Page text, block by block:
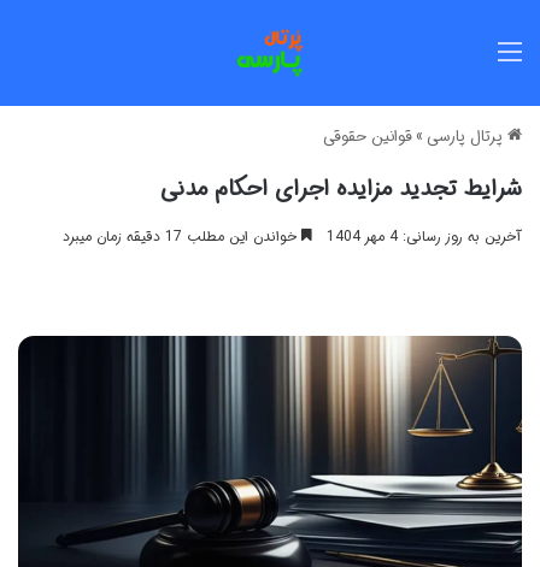
پرتال پارسی »قوانین حقوقی
شرایط تجدید مزایده اجرای احکام مدنی
آخرین به روز رسانی: 4 مهر 1404 خواندن این مطلب 17 دقیقه زمان میبرد